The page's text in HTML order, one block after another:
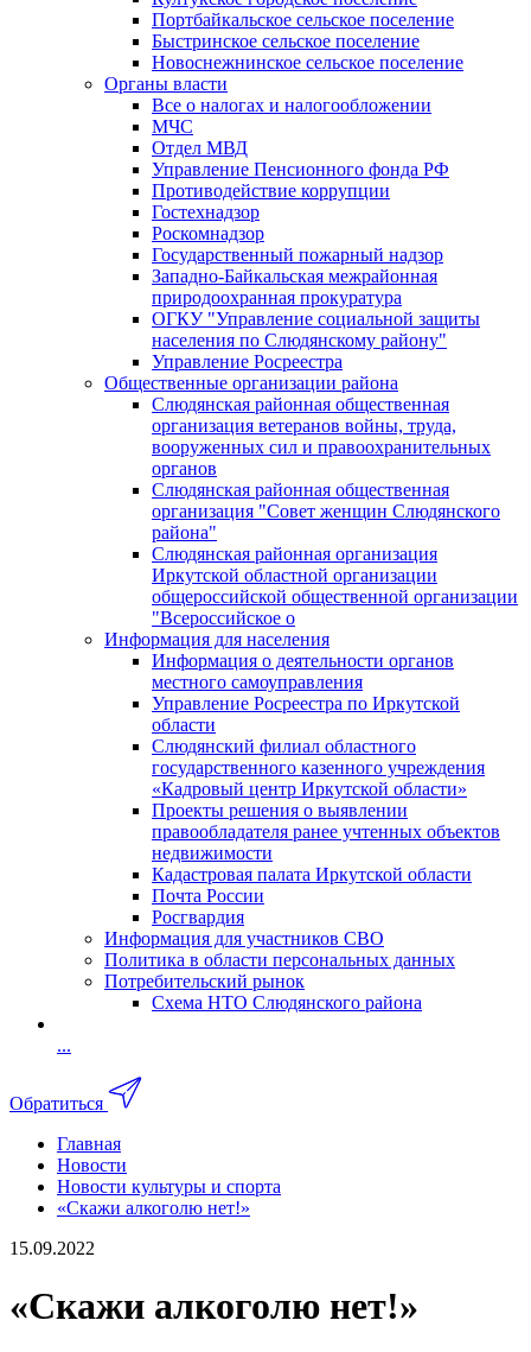
Портбайкальское сельское поселение
Быстринское сельское поселение
Новоснежнинское сельское поселение
Органы власти
Все о налогах и налогообложении
МЧС
Отдел МВД
Управление Пенсионного фонда РФ
Противодействие коррупции
Гостехнадзор
Роскомнадзор
Государственный пожарный надзор
Западно-Байкальская межрайонная
природоохранная прокуратура
ОГКУ "Управление социальной защиты
населения по Слюдянскому району"
Управление Росреестра
Общественные организации района
Слюдянская районная общественная
организация ветеранов войны, труда,
вооруженных сил и правоохранительных
органов
Слюдянская районная общественная
организация "Совет женщин Слюдянского
района"
Слюдянская районная организация
Иркутской областной организации
общероссийской общественной организации
"Всероссийское о
Информация для населения
Информация о деятельности органов
местного самоуправления
Управление Росреестра по Иркутской
области
Слюдянский филиал областного
государственного казенного учреждения
«Кадровый центр Иркутской области»
Проекты решения о выявлении
правообладателя ранее учтенных объектов
недвижимости
Кадастровая палата Иркутской области
Почта России
Росгвардия
Информация для участников СВО
Политика в области персональных данных
Потребительский рынок
Схема НТО Слюдянского района
...
Обратиться
Главная
Новости
Новости культуры и спорта
«Скажи алкоголю нет!»
15.09.2022
«Скажи алкоголю нет!»